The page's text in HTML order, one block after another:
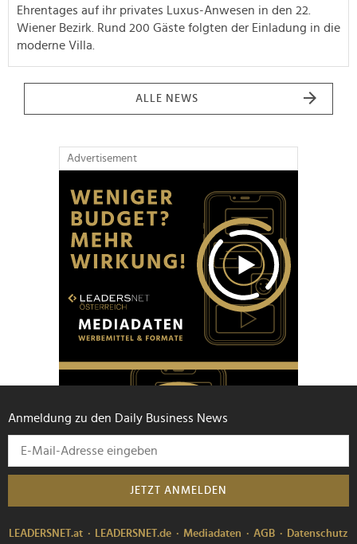
Ehrentages auf ihr privates Luxus-Anwesen in den 22.
Wiener Bezirk. Rund 200 Gäste folgten der Einladung in die
moderne Villa.
ALLE NEWS
Advertisement
Anmeldung zu den Daily Business News
JETZT ANMELDEN
LEADERSNET.at LEADERSNET.de Mediadaten AGB Datenschutz